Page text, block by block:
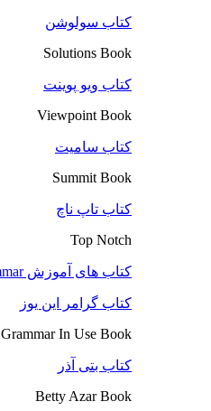
کتاب سولوشن
Solutions Book
کتاب ویو پوینت
Viewpoint Book
کتاب سامیت
Summit Book
کتاب تاپ ناچ
Top Notch
کتاب های آموزش Grammar
کتاب گرامر این یوز
Grammar In Use Book
کتاب بتی آذر
Betty Azar Book